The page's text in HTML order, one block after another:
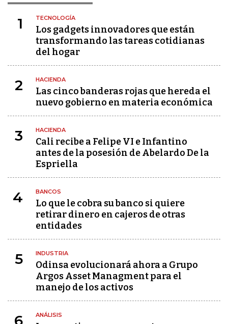
1 TECNOLOGÍA
Los gadgets innovadores que están
transformando las tareas cotidianas
del hogar
2 HACIENDA
Las cinco banderas rojas que hereda el
nuevo gobierno en materia económica
3 HACIENDA
Cali recibe a Felipe VI e Infantino
antes de la posesión de Abelardo De la
Espriella
4 BANCOS
Lo que le cobra su banco si quiere
retirar dinero en cajeros de otras
entidades
5 INDUSTRIA
Odinsa evolucionará ahora a Grupo
Argos Asset Managment para el
manejo de los activos
6 ANÁLISIS